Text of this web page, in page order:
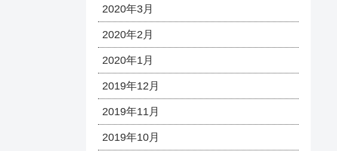
2020年3月
2020年2月
2020年1月
2019年12月
2019年11月
2019年10月